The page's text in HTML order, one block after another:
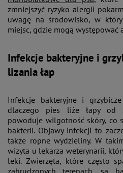
zmniejszyć ryzyko alergii
uwagę na środowisko, w
miejsc, gdzie mogą występować
Infekcje bakteryjne i
lizania łap
Infekcje bakteryjne i
dlaczego pies liże łapy od
powoduje wilgotność skóry, co
bakterii. Objawy infekcji to
także ropne wydzieliny. W
wizyta u lekarza weterynarii,
leki​. Zwierzęta, które często
zabrudzonych terenach, są